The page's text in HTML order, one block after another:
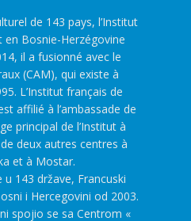
de 143 pays, l’Institut
en Bosnie-Herzégovine
il a fusionné avec le
(CAM), qui existe à
L’Institut français de
affilié à l’ambassade de
principal de l’Institut à
deux autres centres à
et à Mostar.
143 države, Francuski
i Hercegovini od 2003.
spojio se sa Centrom «